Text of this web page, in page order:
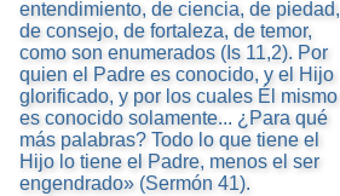
entendimiento, de ciencia, de piedad,
de consejo, de fortaleza, de temor,
como son enumerados (Is 11,2). Por
quien el Padre es conocido, y el Hijo
glorificado, y por los cuales Él mismo
es conocido solamente... ¿Para qué
más palabras? Todo lo que tiene el
Hijo lo tiene el Padre, menos el ser
engendrado» (Sermón 41).